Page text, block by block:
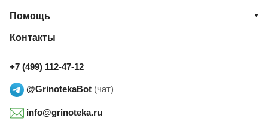
Помощь
Контакты
+7 (499) 112-47-12
@GrinotekaBot (чат)
info@grinoteka.ru